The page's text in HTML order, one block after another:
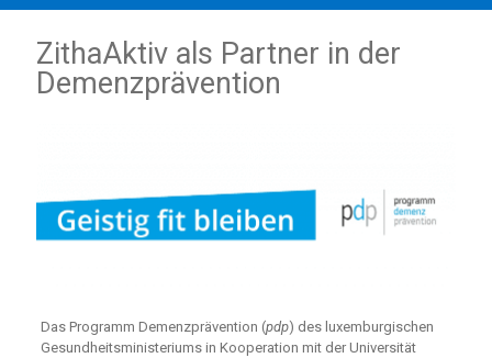
ZithaAktiv als Partner in der
Demenzprävention
Das Programm Demenzprävention (pdp) des luxemburgischen
Gesundheitsministeriums in Kooperation mit der Universität